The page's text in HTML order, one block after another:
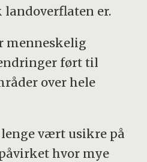
er.
menneskelig
ført til
over hele
vært usikre på
hvor mye